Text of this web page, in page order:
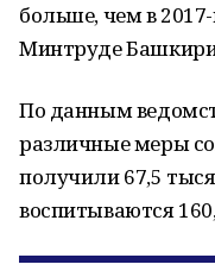
больше, чем в
Минтруде
По данным
различные меры
получили 67,5
воспитываются